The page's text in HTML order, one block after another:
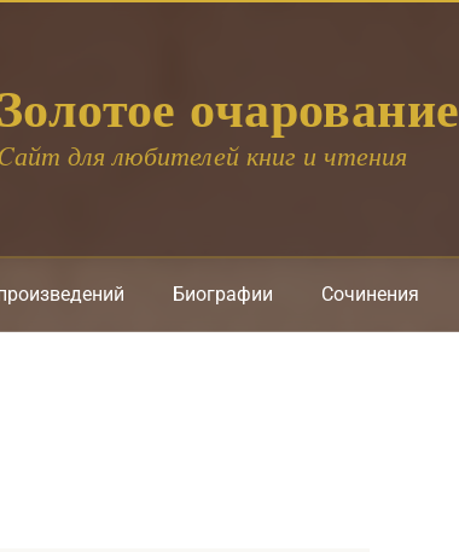
Золотое очарование
для любителей книг и чтения
Биографии Сочинения